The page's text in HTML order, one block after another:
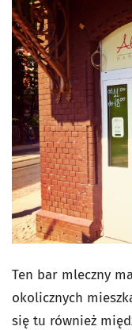
Ten bar mleczny
okolicznych
się tu również